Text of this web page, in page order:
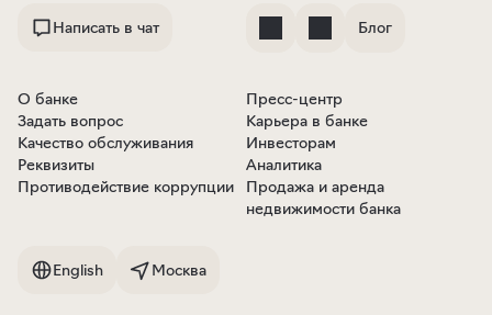
Написать в чат Блог
О банке
Задать вопрос
Качество обслуживания
Реквизиты
Противодействие коррупции
Пресс-центр
Карьера в банке
Инвесторам
Аналитика
Продажа и аренда
недвижимости банка
English Москва